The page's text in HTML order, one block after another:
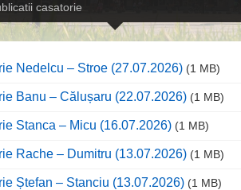
casatorie
Nedelcu – Stroe (27.07.2026) (1 MB)
Banu – Călușaru (22.07.2026) (1 MB)
Stanca – Micu (16.07.2026) (1 MB)
Rache – Dumitru (13.07.2026) (1 MB)
Ștefan – Stanciu (13.07.2026) (1 MB)